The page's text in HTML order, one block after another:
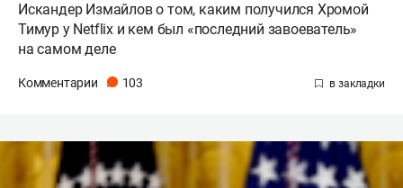
Искандер Измайлов о том, каким получился Хромой
Тимур у Netflix и кем был «последний завоеватель»
на самом деле
Комментарии 103